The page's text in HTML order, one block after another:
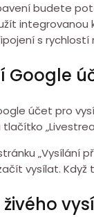
budete
integrovanou
s rychlostí
Google
účet pro
„Vysílání
vysílat. Když
živého